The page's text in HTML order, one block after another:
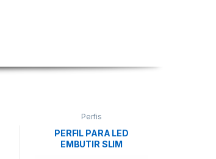
Perfis
PERFIL PARA LED
EMBUTIR SLIM